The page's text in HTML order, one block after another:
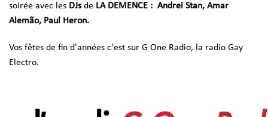
soirée avec les DJs de LA DEMENCE : Andrei Stan, Amar
Alemão, Paul Heron.
Vos fêtes de fin d'années c'est sur G One Radio, la radio Gay
Electro.